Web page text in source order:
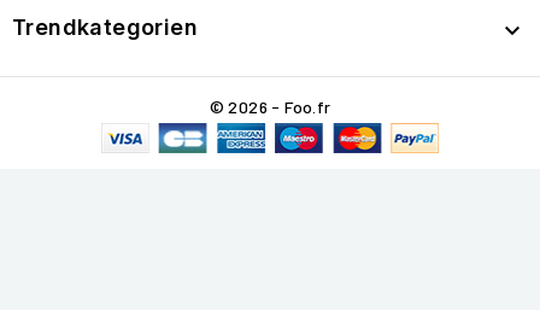
Trendkategorien 
© 2026 - Foo.fr